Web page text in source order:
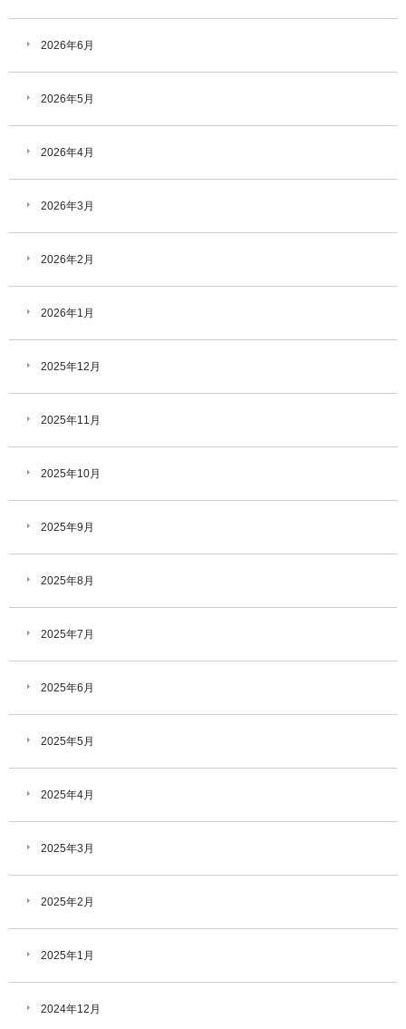
2026年6月
2026年5月
2026年4月
2026年3月
2026年2月
2026年1月
2025年12月
2025年11月
2025年10月
2025年9月
2025年8月
2025年7月
2025年6月
2025年5月
2025年4月
2025年3月
2025年2月
2025年1月
2024年12月